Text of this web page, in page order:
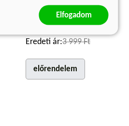
Sabahattin Ali
Kötött ár:
3 599 Ft
Eredeti ár:3 999 Ft
előrendelem
Elfogadom